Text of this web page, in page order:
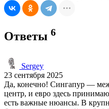
Ответы 6
Sergey
23 сентября 2025
Да, конечно! Сингапур —
центр, и евро здесь
есть важные нюансы. В